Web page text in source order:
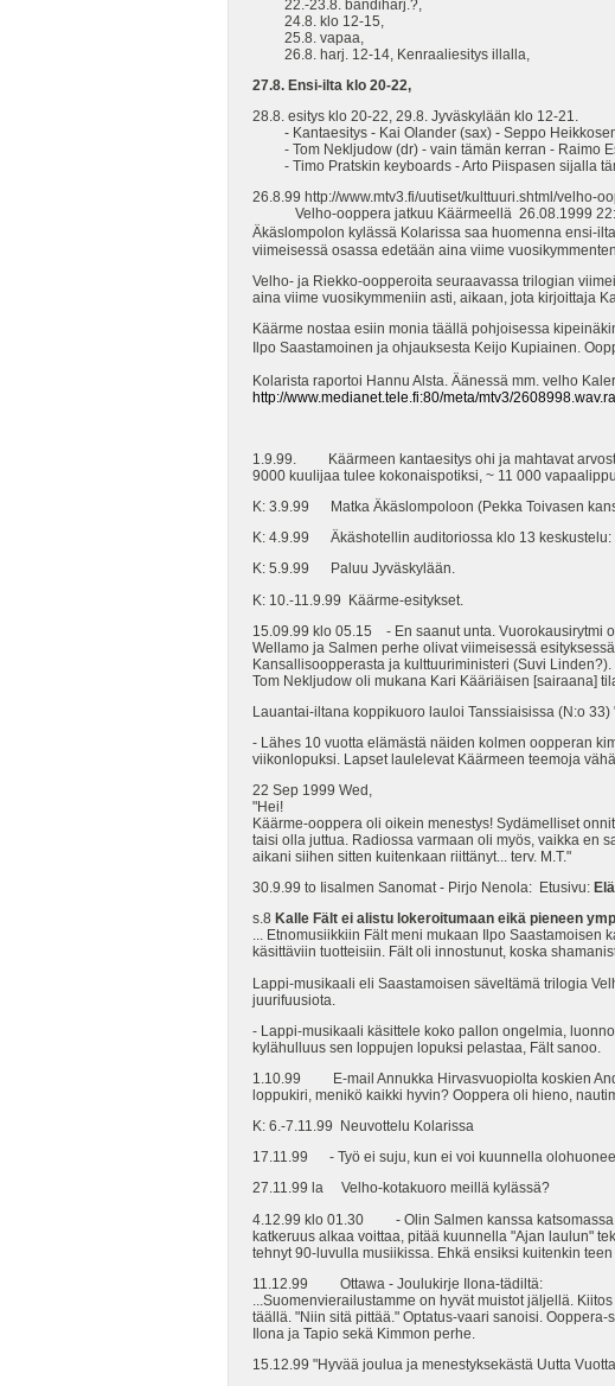
22.-23.8. bändiharj.?,
24.8. klo 12-15,
25.8. vapaa,
26.8. harj. 12-14, Kenraaliesitys illalla,
27.8. Ensi-ilta klo 20-22,
28.8. esitys klo 20-22, 29.8. Jyväskylään klo 12-21.
- Kantaesitys - Kai Olander (sax) - Seppo
- Tom Nekljudow (dr) - vain tämän kerran - Raimo
- Timo Pratskin keyboards - Arto Piispasen sijalla
26.8.99 http://www.mtv3.fi/uutiset/kulttuuri.shtml/velho-
Velho-ooppera jatkuu Käärmeellä 26.08.1999
Äkäslompolon kylässä Kolarissa saa huomenna ensi-
viimeisessä osassa edetään aina viime
Velho- ja Riekko-oopperoita seuraavassa trilogian
aina viime vuosikymmeniin asti, aikaan, jota kirjoittaja
Käärme nostaa esiin monia täällä pohjoisessa
Ilpo Saastamoinen ja ohjauksesta Keijo Kupiainen.
Kolarista raportoi Hannu Alsta. Äänessä mm. velho
http://www.medianet.tele.fi:80/meta/mtv3/
1.9.99. Käärmeen kantaesitys ohi ja mahtavat
9000 kuulijaa tulee kokonaispotiksi, ~ 11 000
K: 3.9.99 Matka Äkäslompoloon (Pekka Toivasen
K: 4.9.99 Äkäshotellin auditoriossa klo 13 keskustelu:
K: 5.9.99 Paluu Jyväskylään.
K: 10.-11.9.99 Käärme-esitykset.
15.09.99 klo 05.15 - En saanut unta. Vuorokausirytmi
Wellamo ja Salmen perhe olivat viimeisessä
Kansallisoopperasta ja kulttuuriministeri (Suvi
Tom Nekljudow oli mukana Kari Kääriäisen [sairaana]
Lauantai-iltana koppikuoro lauloi Tanssiaisissa (N:o
- Lähes 10 vuotta elämästä näiden kolmen oopperan
viikonlopuksi. Lapset laulelevat Käärmeen teemoja
22 Sep 1999 Wed,
"Hei!
Käärme-ooppera oli oikein menestys! Sydämelliset
taisi olla juttua. Radiossa varmaan oli myös, vaikka en
aikani siihen sitten kuitenkaan riittänyt... terv. M.T."
30.9.99 to Iisalmen Sanomat - Pirjo Nenola: Etusivu:
s.8 Kalle Fält ei alistu lokeroitumaan eikä pieneen
... Etnomusiikkiin Fält meni mukaan Ilpo Saastamoisen
käsittäviin tuotteisiin. Fält oli innostunut, koska
Lappi-musikaali eli Saastamoisen säveltämä trilogia
juurifuusiota.
- Lappi-musikaali käsittele koko pallon ongelmia,
kylähulluus sen loppujen lopuksi pelastaa, Fält sanoo.
1.10.99 E-mail Annukka Hirvasvuopiolta koskien
loppukiri, menikö kaikki hyvin? Ooppera oli hieno,
K: 6.-7.11.99 Neuvottelu Kolarissa
17.11.99 - Työ ei suju, kun ei voi kuunnella
27.11.99 la Velho-kotakuoro meillä kylässä?
4.12.99 klo 01.30 - Olin Salmen kanssa katsomassa
katkeruus alkaa voittaa, pitää kuunnella "Ajan laulun"
tehnyt 90-luvulla musiikissa. Ehkä ensiksi kuitenkin teen
11.12.99 Ottawa - Joulukirje Ilona-tädiltä:
...Suomenvierailustamme on hyvät muistot jäljellä.
täällä. "Niin sitä pittää." Optatus-vaari sanoisi.
Ilona ja Tapio sekä Kimmon perhe.
15.12.99 "Hyvää joulua ja menestyksekästä Uutta